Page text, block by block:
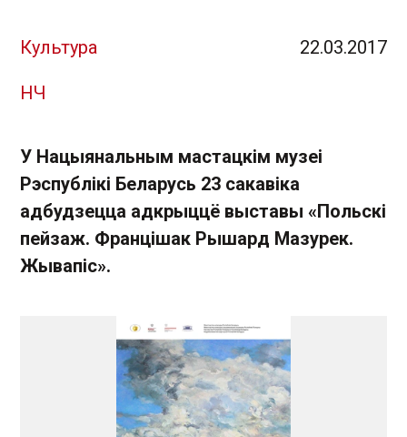
Культура 22.03.2017
НЧ
У Нацыянальным мастацкім музеі
Рэспублікі Беларусь 23 сакавіка
адбудзецца адкрыццё выставы «Польскі
пейзаж. Францішак Рышард Мазурек.
Жывапіс».